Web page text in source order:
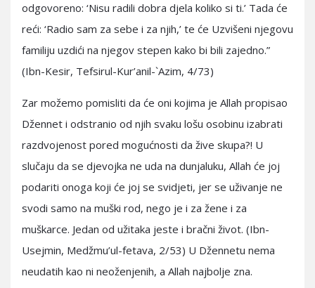
odgovoreno: ‘Nisu radili dobra djela koliko si ti.’ Tada će
reći: ‘Radio sam za sebe i za njih,’ te će Uzvišeni njegovu
familiju uzdići na njegov stepen kako bi bili zajedno.”
(Ibn-Kesir, Tefsirul-Kur’anil-`Azim, 4/73)
Zar možemo pomisliti da će oni kojima je Allah propisao
Džennet i odstranio od njih svaku lošu osobinu izabrati
razdvojenost pored mogućnosti da žive skupa?! U
slučaju da se djevojka ne uda na dunjaluku, Allah će joj
podariti onoga koji će joj se svidjeti, jer se uživanje ne
svodi samo na muški rod, nego je i za žene i za
muškarce. Jedan od užitaka jeste i bračni život. (Ibn-
Usejmin, Medžmu’ul-fetava, 2/53) U Džennetu nema
neudatih kao ni neoženjenih, a Allah najbolje zna.